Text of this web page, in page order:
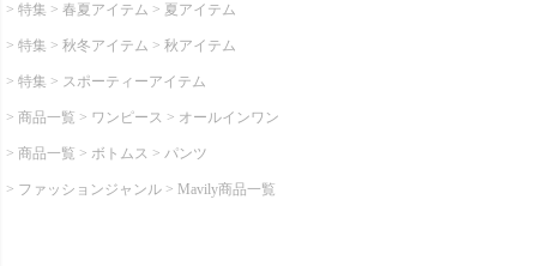
特集 春夏アイテム 夏アイテム
特集 秋冬アイテム 秋アイテム
特集 スポーティーアイテム
商品一覧 ワンピース オールインワン
商品一覧 ボトムス パンツ
ファッションジャンル Mavily商品一覧